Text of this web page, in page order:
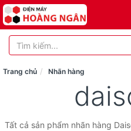
Trang chủ Nhãn hàng
Tất cả sản phẩm nhãn hàng